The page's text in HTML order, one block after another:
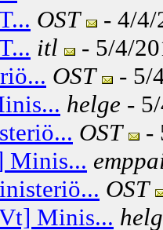
OST
- 4/4/
itl
- 5/4/
OST
- 5/
helge -
OST
-
Minis...
OST
Minis...